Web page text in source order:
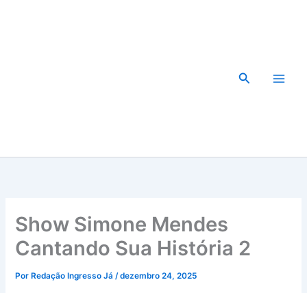
Pesquisar
Show Simone Mendes
Cantando Sua História 2
Por Redação Ingresso Já/dezembro 24, 2025